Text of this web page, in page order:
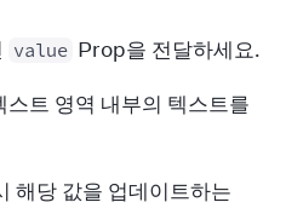
value Prop을 전달하세요.
스트 영역 내부의 텍스트를